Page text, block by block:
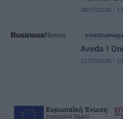
28/07/2026 -
Aveda I
22/07/2026 -